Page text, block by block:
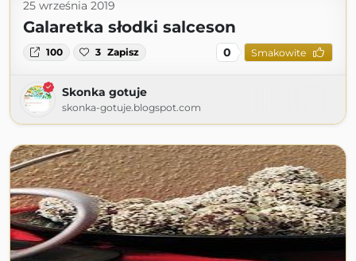
25 września 2019
Galaretka słodki salceson
100 3 Zapisz 0 Smakowite
Skonka gotuje
skonka-gotuje.blogspot.com